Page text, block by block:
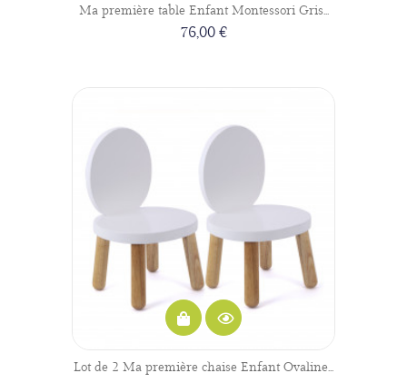
Ma première table Enfant Montessori Gris...
76,00 €
Lot de 2 Ma première chaise Enfant Ovaline...